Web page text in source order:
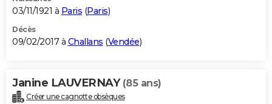
03/11/1921 à Paris (Paris)
Décès
09/02/2017 à Challans (Vendée)
Janine LAUVERNAY (85 ans)
Créer une cagnotte obsèques